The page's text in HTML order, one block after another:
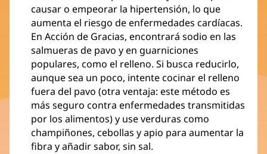
causar o empeorar la hipertensión, lo que
aumenta el riesgo de enfermedades cardíacas.
En Acción de Gracias, encontrará sodio en las
salmueras de pavo y en guarniciones
populares, como el relleno. Si busca reducirlo,
aunque sea un poco, intente cocinar el relleno
fuera del pavo (otra ventaja: este método es
más seguro contra enfermedades transmitidas
por los alimentos) y use verduras como
champiñones, cebollas y apio para aumentar la
fibra y añadir sabor, sin sal.